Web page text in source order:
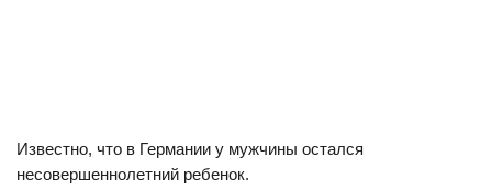
Известно, что в Германии у мужчины остался
несовершеннолетний ребенок.